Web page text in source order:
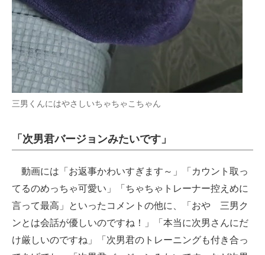
三男くんにはやさしいちゃちゃこちゃん
「次男君バージョンみたいです」
動画には「お返事かわいすぎます～」「カウント取っ
てるのめっちゃ可愛い」「ちゃちゃトレーナー控えめに
言って最高」といったコメントの他に、「おや 三男ク
ンとは会話が優しいのですね！」「本当に次男さんにだ
け厳しいのですね」「次男君のトレーニングも付き合っ